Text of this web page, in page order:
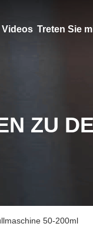
Videos Treten Sie
ZU
50-200ml